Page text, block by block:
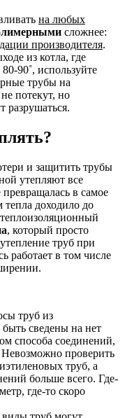
на любых
сложнее:
производителя.
из котла, где
90˚, используйте
трубы на
потекут, но
разрушаться.
и защитить трубы
утепляют все
в самое
доходило до
, который просто
труб при
работает в том числе
труб из
сведены на нет
способа соединений,
проверить
труб, а
больше всего. Где-
где-то скоро